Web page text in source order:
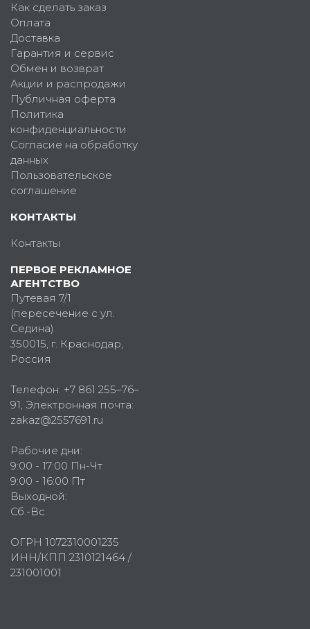
Как сделать заказ
Оплата
Доставка
Гарантия и сервис
Обмен и возврат
Акции и распродажи
Публичная оферта
Политика
конфиденциальности
Согласие на обработку
данных
Пользовательское
соглашение
КОНТАКТЫ
Контакты
ПЕРВОЕ РЕКЛАМНОЕ
АГЕНТСТВО
Путевая 7/1
(пересечение с ул.
Седина)
350015, г. Краснодар,
Россия
Телефон: +7 861 255–76–
91, Электронная почта:
zakaz@2557691.ru
Рабочие дни:
9:00 - 17:00 Пн-Чт
9:00 - 16:00 Пт
Выходной:
Сб.-Вс.
ОГРН 1072310001235
ИНН/КПП 2310121464 /
231001001